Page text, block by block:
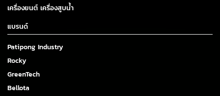
เครื่องยนต์ เครื่องสูบน้ำ
แบรนด์
Patipong Industry
Rocky
GreenTech
Bellota